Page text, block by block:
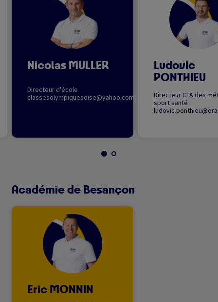
Nicolas MULLER
Directeur d'école
classesolympiquesoise@yahoo.com
Ludovic
PONTHIEU
Directeur CFA des
sport santé
Académie de Besançon
Image
Eric MONNIN